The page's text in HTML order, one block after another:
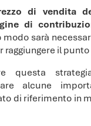
di vendita
di
modo sarà
il punto
questa
alcune
di riferimento in